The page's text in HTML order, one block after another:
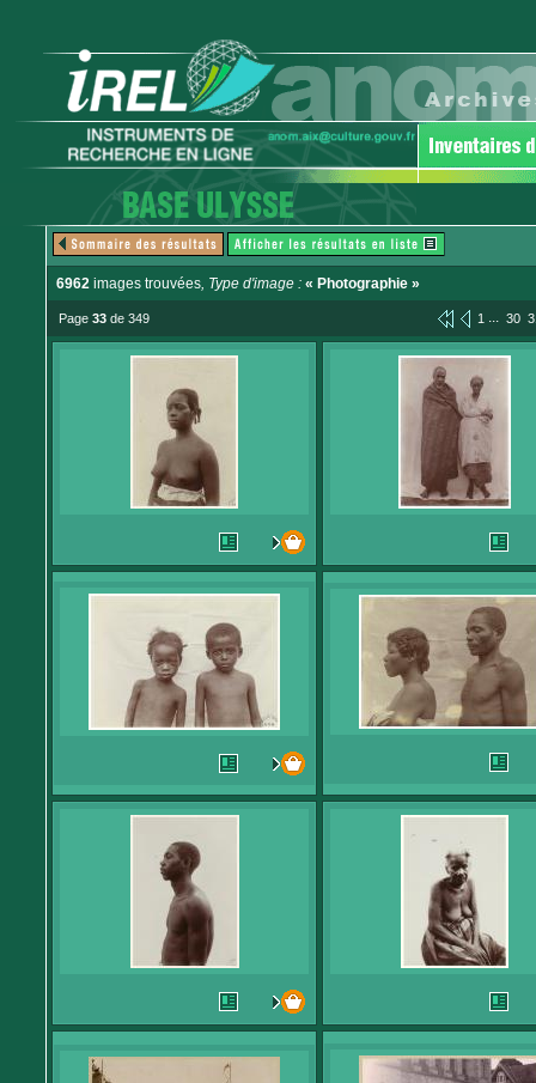
6962 images trouvées, Type d'image : « Photographie »
Page 33 de 349 1 ... 30